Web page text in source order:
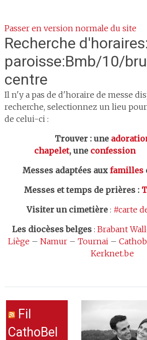
Passer en version normale du site
Recherche d'horaires:
paroisse:Bmb/10/
centre
Il n'y a pas de d'horaire de messe
recherche, selectionnez un lieu
de celui-ci :
Trouver : une
chapelet, une confession
Messes adaptées aux familles
Messes et temps de prières:
Visiter un cimetière: #carte
Les diocèses belges: Brabant
Liège – Namur– Tournai–
Kerknet.be
Fil
CathoBel